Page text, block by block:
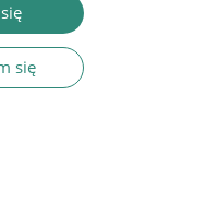
się
with fuzzy time